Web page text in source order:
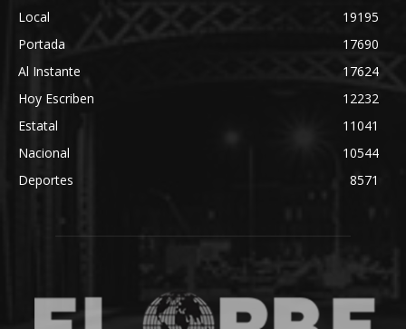
Local
19195
Portada
17690
Al Instante
17624
Hoy Escriben
12232
Estatal
11041
Nacional
10544
Deportes
8571